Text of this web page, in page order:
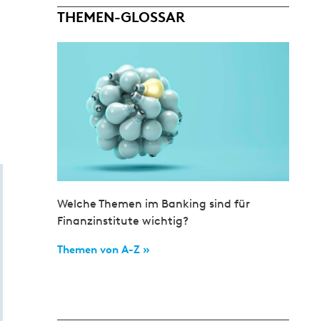
THEMEN-GLOSSAR
Welche Themen im Banking sind für
Finanzinstitute wichtig?
Themen von A-Z »